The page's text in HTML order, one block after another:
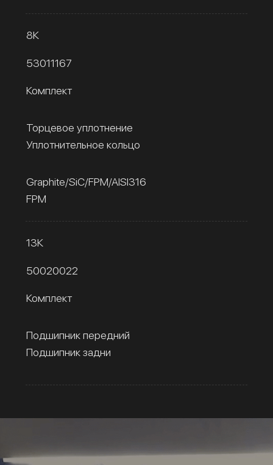
8К
53011167
Комплект
Торцевое уплотнение
Уплотнительное кольцо
Graphite/SiC/FPM/AISI316
FPM
13К
50020022
Комплект
Подшипник передний
Подшипник задни